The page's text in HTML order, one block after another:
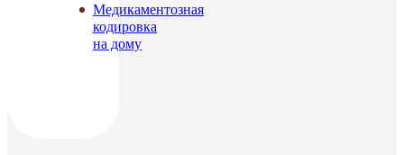
Медикаментозная
кодировка
на дому